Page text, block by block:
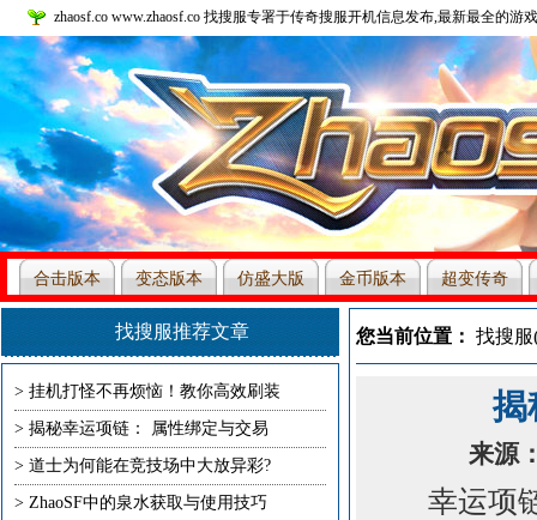
zhaosf.co www.zhaosf.co 找搜服专署于传奇搜服开机信息发布,最新最全的游
合击版本 变态版本 仿盛大版 金币版本 超变传奇
您当前位置： 找搜服
揭
来源
幸运项链
找搜服推荐文章
> 挂机打怪不再烦恼！教你高效刷装
> 揭秘幸运项链： 属性绑定与交易
> 道士为何能在竞技场中大放异彩?
> ZhaoSF中的泉水获取与使用技巧